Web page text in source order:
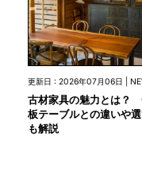
更新日 : 2026年07月06日 |
古材家具の魅力とは？
板テーブルとの違いや
も解説